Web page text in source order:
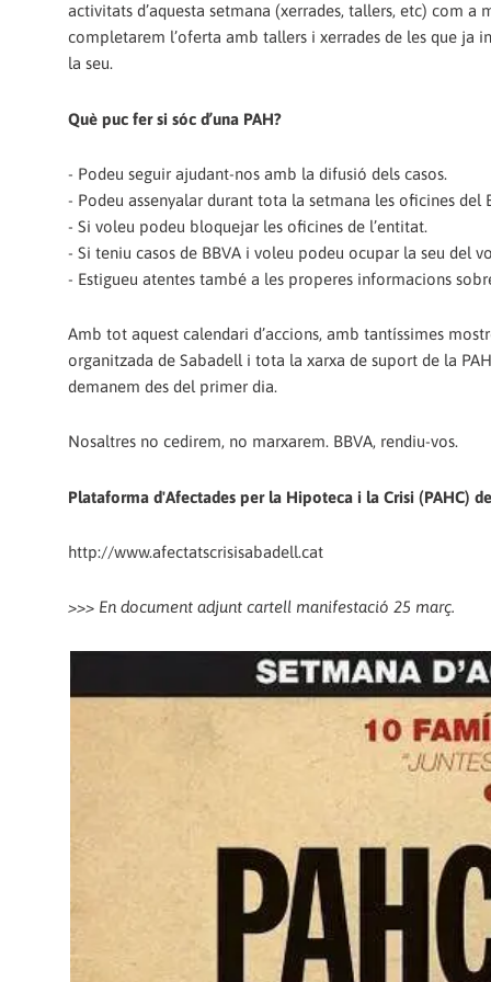
activitats d’aquesta setmana (xerrades, tallers, etc) com
completarem l’oferta amb tallers i xerrades de les que ja
la seu.
Què puc fer si sóc d’una PAH?
- Podeu seguir ajudant-nos amb la difusió dels casos.
- Podeu assenyalar durant tota la setmana les oficines del
- Si voleu podeu bloquejar les oficines de l’entitat.
- Si teniu casos de BBVA i voleu podeu ocupar la seu del
- Estigueu atentes també a les properes informacions
Amb tot aquest calendari d’accions, amb tantíssimes
organitzada de Sabadell i tota la xarxa de suport de la
demanem des del primer dia.
Nosaltres no cedirem, no marxarem. BBVA, rendiu-vos.
Plataforma d'Afectades per la Hipoteca i la Crisi (PAHC)
http://www.afectatscrisisabadell.cat
>>> En document adjunt cartell manifestació 25 març.